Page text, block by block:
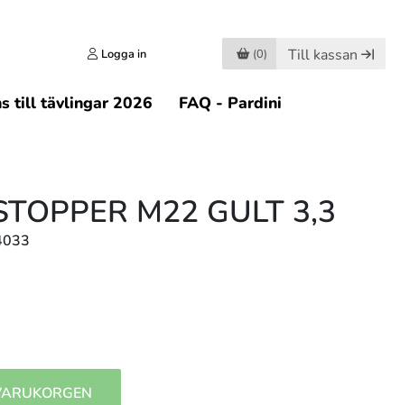
Logga in (0) Till kassan
till tävlingar 2026 FAQ - Pardini
M22 GULT 3,3